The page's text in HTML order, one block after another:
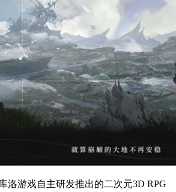
洛游戏自主研发推出的二次元3D RPG